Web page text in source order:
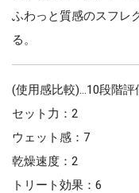
ふわっと質感のスフレ
る。
(使用感比較)…10段階評
セット力：2
ウェット感：7
乾燥速度：2
トリート効果：6